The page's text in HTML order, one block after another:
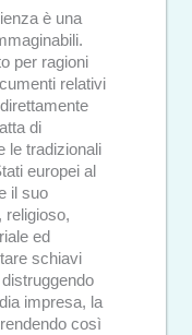
è una
per ragioni
relativi
di
le tradizionali
europei al
il suo
religioso,
ed
schiavi
impresa, la
così